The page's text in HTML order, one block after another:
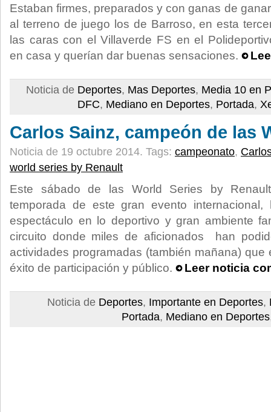
Estaban firmes, preparados y con ganas de
al terreno de juego los de Barroso, en esta
las caras con el Villaverde FS en el
en casa y querían dar buenas sensaciones.
Noticia de Deportes, Mas Deportes, Media 10 en
DFC, Mediano en Deportes, Portada,
Carlos Sainz, campeón de las
Noticia de 19 octubre 2014. Tags: campeonato,
world series by Renault
Este sábado de las World Series by
temporada de este gran evento
espectáculo en lo deportivo y gran ambiente
circuito donde miles de aficionados han
actividades programadas (también mañana)
éxito de participación y público.
Leer noticia
Noticia de Deportes, Importante en Deportes,
Portada, Mediano en Deportes